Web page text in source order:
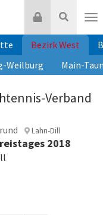
Suche
Login
Bezirk West
Weilburg Main-
Verband
Lahn-Dill
2018